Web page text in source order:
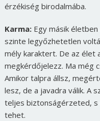
érzékiség birodalmába.
Karma:Egy másik
szinte legyőzhetetlen
mély karaktert. De az élet
megkérdőjelezz. Ma még
Amikor talpra állsz,
lesz, de a javadra válik. A
teljes biztonságérzeted,
tehet.